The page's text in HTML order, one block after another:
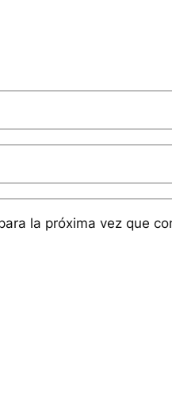
la próxima vez que